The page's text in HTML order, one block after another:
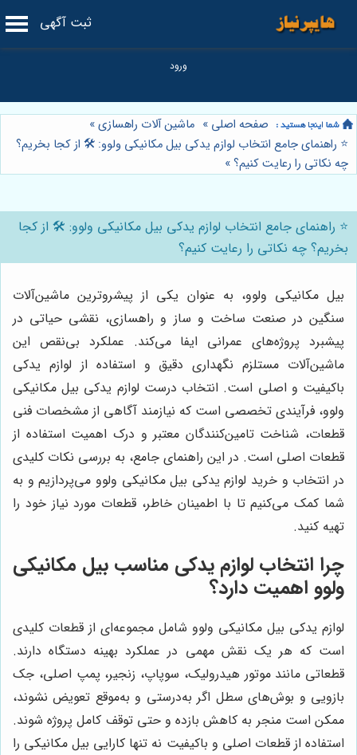
ثبت آگهی
صفحه اصلی » ماشین آلات راهسازی»
⭐️ راهنمای جامع انتخاب لوازم یدکی بیل مکانیکی ولوو: 🛠️ از کجا بخریم؟
چه نکاتی را رعایت کنیم؟»
⭐️ راهنمای جامع انتخاب لوازم یدکی بیل مکانیکی ولوو: 🛠️ از کجا
بخریم؟ چه نکاتی را رعایت کنیم؟
بیل مکانیکی ولوو، به عنوان یکی از پیشروترین ماشین‌آلات
سنگین در صنعت ساخت و ساز و راهسازی، نقشی حیاتی در
پیشبرد پروژه‌های عمرانی ایفا می‌کند. عملکرد بی‌نقص این
ماشین‌آلات مستلزم نگهداری دقیق و استفاده از لوازم یدکی
باکیفیت و اصلی است. انتخاب درست لوازم یدکی بیل مکانیکی
ولوو، فرآیندی تخصصی است که نیازمند آگاهی از مشخصات فنی
قطعات، شناخت تامین‌کنندگان معتبر و درک اهمیت استفاده از
قطعات اصلی است. در این راهنمای جامع، به بررسی نکات کلیدی
در انتخاب و خرید لوازم یدکی بیل مکانیکی ولوو می‌پردازیم و به
شما کمک می‌کنیم تا با اطمینان خاطر، قطعات مورد نیاز خود را
تهیه کنید.
چرا انتخاب لوازم یدکی مناسب بیل مکانیکی
ولوو اهمیت دارد؟
لوازم یدکی بیل مکانیکی ولوو شامل مجموعه‌ای از قطعات کلیدی
است که هر یک نقش مهمی در عملکرد بهینه دستگاه دارند.
قطعاتی مانند موتور هیدرولیک، سوپاپ، زنجیر، پمپ اصلی، جک
بازویی و بوش‌های سطل اگر به‌درستی و به‌موقع تعویض نشوند،
ممکن است منجر به کاهش بازده و حتی توقف کامل پروژه شوند.
استفاده از قطعات اصلی و باکیفیت نه تنها کارایی بیل مکانیکی را